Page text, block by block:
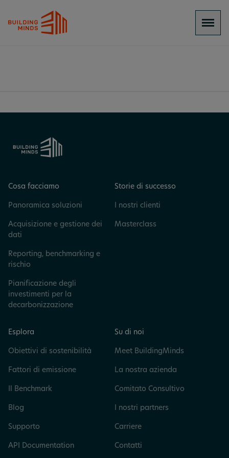
Cosa facciamo
Panoramica soluzioni
Acquisizione e gestione dei
dati
Reporting, benchmarking e
rischio
Pianificazione degli
investimenti per la
decarbonizzazione
Storie di successo
I nostri clienti
Masterclass
Esplora
Obiettivi di sostenibilità
Fattori di emissione
Il Benchmark
Blog
Supporto
API Documentation
Su di noi
Meet BuildingMinds
La nostra azienda
Comitato Consultivo
I nostri partners
Carriere
Contatti